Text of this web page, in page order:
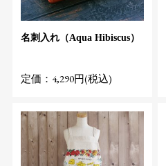
名刺入れ（Aqua Hibiscus）
定価：4,290円(税込)